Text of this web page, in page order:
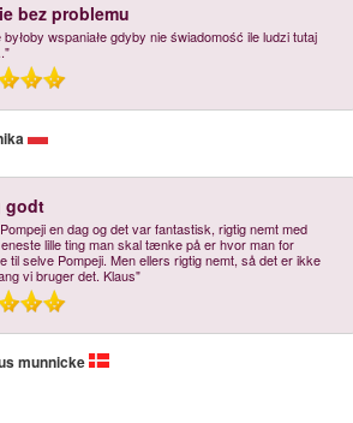
bez problemu
byłoby wspaniałe gdyby nie świadomość ile ludzi tutaj
godt
en dag og det var fantastisk, rigtig nemt med
lille ting man skal tænke på er hvor man for
til selve Pompeji. Men ellers rigtig nemt, så det er ikke
vi bruger det. Klaus"
munnicke